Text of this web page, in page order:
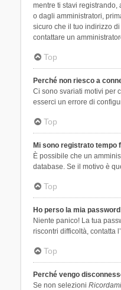
mentre ti stavi registrando,
o dagli amministratori,
sicuro che il tuo indirizzo
contattare un
Top
Perché non riesco a
Ci sono svariati motivi per
esserci un errore di
Top
Mi sono registrato tempo
È possibile che un
database. Se il motivo è
Top
Ho perso la mia
Niente panico! La tua
riscontri difficoltà, contatta
Top
Perché vengo
Se non selezioni Ricordami